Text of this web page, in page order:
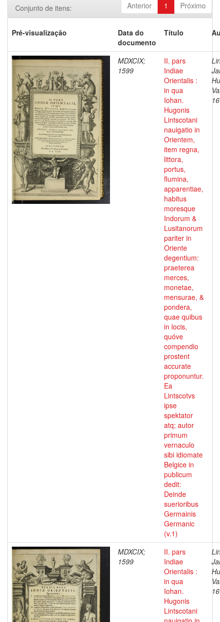
Anterior 1 Próximo
Conjunto de itens:
Pré-visualização
Data do
documento
Título
MDXCIX;
1599
II. pars
Indiae
Orientalis :
in qua
Iohan.
Hugonis
Lintscotani
nauigatio in
Orientem,
item regna,
littora,
portus,
flumina,
apparentiae,
habitus
moresque
Indorum &
Lusitanorum
pariter in
Oriente
degentium:
praeterea
merces,
monetae,
mensurae, &
pondera,
quae quibus
in locis,
quóve
compendio
prostent
accurate
proponuntur.
Ea
Lintscotvs
ipse
spektator
atq; autor
primum
vernaculo
sibi idiomate
Belgice in
publicum
dedit:
Deinde
suerioribus
Germainis
Germanic
(v.1)
MDXCIX;
1599
II. pars
Indiae
Orientalis :
in qua
Iohan.
Hugonis
Lintscotani